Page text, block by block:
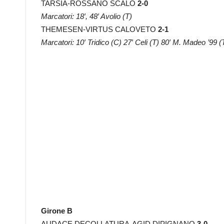
TARSIA-ROSSANO SCALO 2-0
Marcatori: 18′, 48′ Avolio (T)
THEMESEN-VIRTUS CALOVETO 2-1
Marcatori: 10′ Tridico (C) 27′ Celi (T) 80′ M. Madeo ’99
Girone B